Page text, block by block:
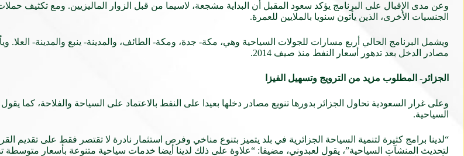
وعن مدى الإقبال على البرنامج يؤكد سعود المقبل أن البداية مشجعة، لاسيما من قبل الزوار الماليزيين. ومع تكثيف
الجنسيات الأخرى، الذين يأتون سنويا بالملايين للعمرة.
مصادر الدخل بعد تدهور أسعار النفط منذ صيف 2014.
الجزائر- المطلوب مزيد من الترويج وتسهيل الفيزا
السياحية.
“لدينا برامج كثيرة لتنمية السياحة الجزائرية في بلد يتميز بتنوع مناخي وفرص استثمار نادرة لا تقتصر فقط على تقديم
لتحديث المنشآت السياحية”، يقول لعبدوني، مضيفا: “علاوة على ذلك لدينا أيضا خدمات سياحية متنوعة بأسعار